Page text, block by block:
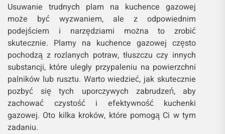
Usuwanie trudnych plam na kuchence gazowej
może być wyzwaniem, ale z odpowiednim
podejściem i narzędziami można to zrobić
skutecznie. Plamy na kuchence gazowej często
pochodzą z rozlanych potraw, tłuszczu czy innych
substancji, które uległy przypaleniu na powierzchni
palników lub rusztu. Warto wiedzieć, jak skutecznie
pozbyć się tych uporczywych zabrudzeń, aby
zachować czystość i efektywność kuchenki
gazowej. Oto kilka kroków, które pomogą Ci w tym
zadaniu.